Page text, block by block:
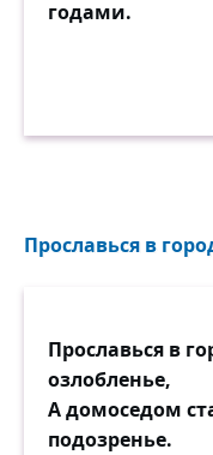
годами.
Прославься в
Прославься в
озлобленье,
А домоседом
подозренье.